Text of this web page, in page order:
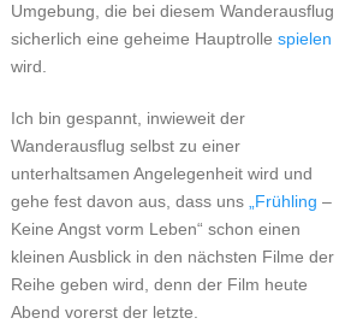
Umgebung, die bei diesem Wanderausflug
sicherlich eine geheime Hauptrolle spielen
wird.
Ich bin gespannt, inwieweit der
Wanderausflug selbst zu einer
unterhaltsamen Angelegenheit wird und
gehe fest davon aus, dass uns „Frühling –
Keine Angst vorm Leben“ schon einen
kleinen Ausblick in den nächsten Filme der
Reihe geben wird, denn der Film heute
Abend vorerst der letzte.